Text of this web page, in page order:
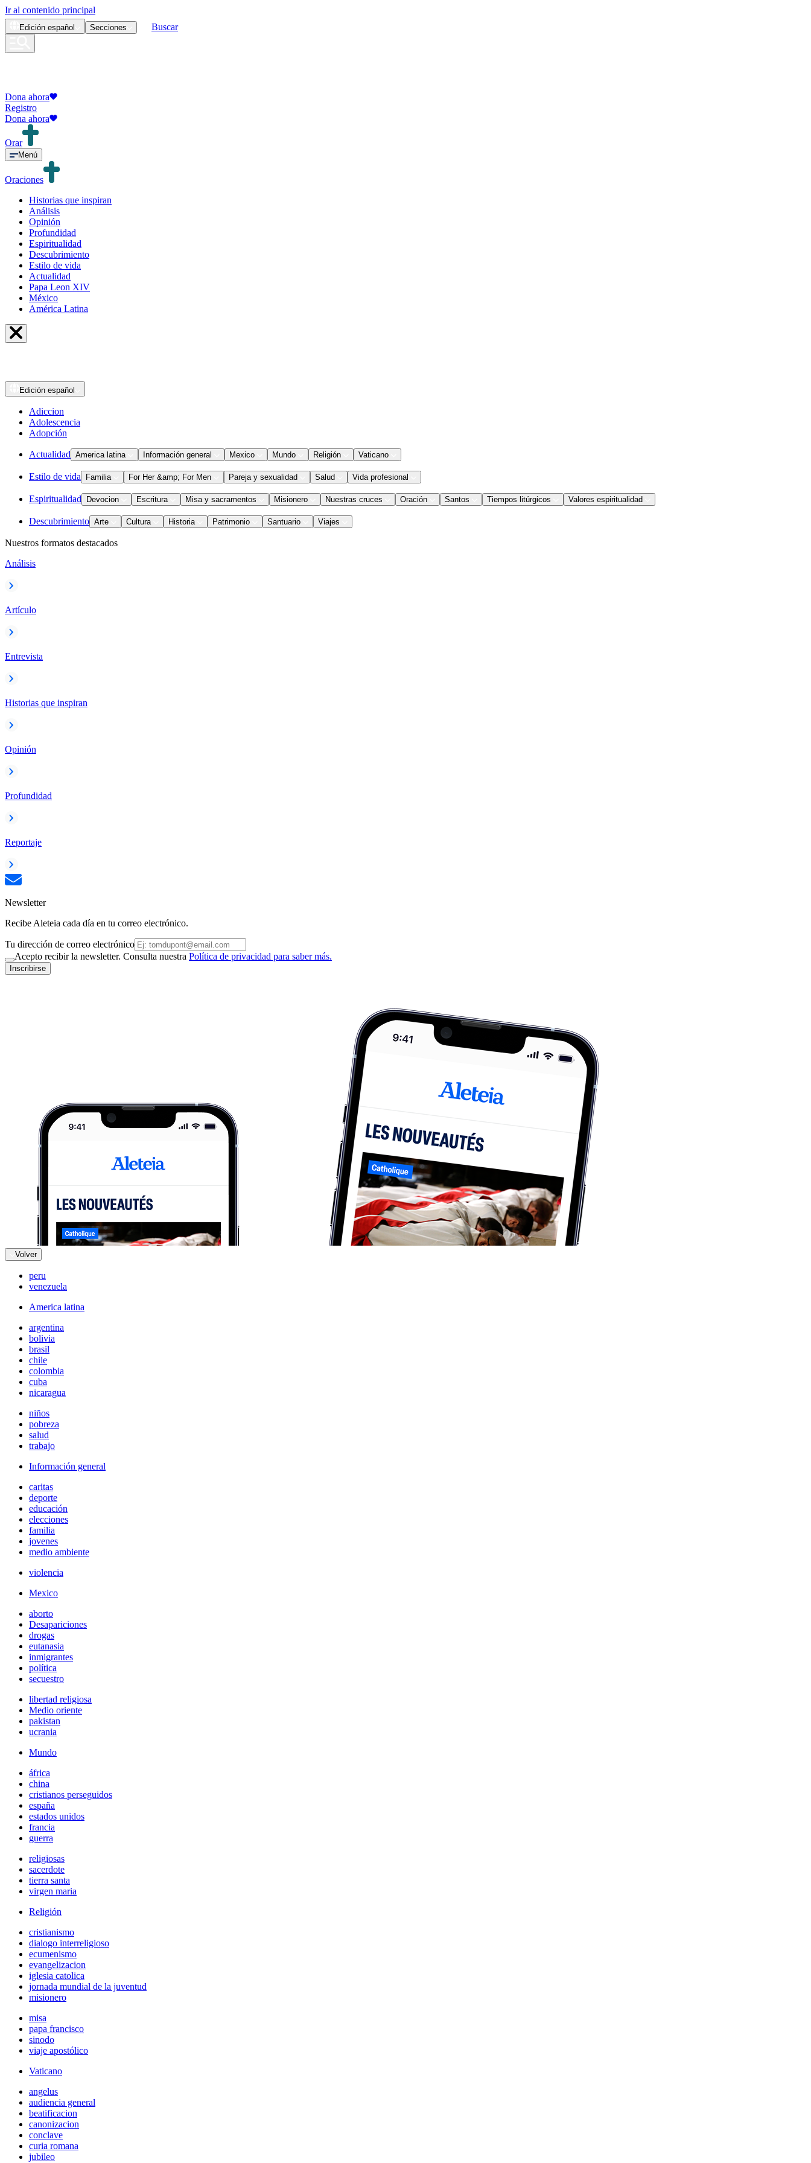
Ir al contenido principal
Edición español Secciones Buscar
Dona ahora
Registro
Dona ahora
Orar
Menú
Oraciones
Historias que inspiran
Análisis
Opinión
Profundidad
Espiritualidad
Descubrimiento
Estilo de vida
Actualidad
Papa Leon XIV
México
América Latina
Edición español
Adiccion
Adolescencia
Adopción
Actualidad America latina Información general Mexico Mundo Religión Vaticano
Estilo de vida Familia For Her &amp; For Men Pareja y sexualidad Salud Vida profesional
Espiritualidad Devocion Escritura Misa y sacramentos Misionero Nuestras cruces Oración Santos Tiempos litúrgicos Valores espiritualidad
Descubrimiento Arte Cultura Historia Patrimonio Santuario Viajes
Nuestros formatos destacados
Análisis
Artículo
Entrevista
Historias que inspiran
Opinión
Profundidad
Reportaje
Newsletter
Recibe Aleteia cada día en tu correo electrónico.
Tu dirección de correo electrónico
Acepto recibir la newsletter. Consulta nuestra Política de privacidad para saber más.
Inscribirse
Volver
peru
venezuela
America latina
argentina
bolivia
brasil
chile
colombia
cuba
nicaragua
niños
pobreza
salud
trabajo
Información general
caritas
deporte
educación
elecciones
familia
jovenes
medio ambiente
violencia
Mexico
aborto
Desapariciones
drogas
eutanasia
inmigrantes
política
secuestro
libertad religiosa
Medio oriente
pakistan
ucrania
Mundo
áfrica
china
cristianos perseguidos
españa
estados unidos
francia
guerra
religiosas
sacerdote
tierra santa
virgen maria
Religión
cristianismo
dialogo interreligioso
ecumenismo
evangelizacion
iglesia catolica
jornada mundial de la juventud
misionero
misa
papa francisco
sinodo
viaje apostólico
Vaticano
angelus
audiencia general
beatificacion
canonizacion
conclave
curia romana
jubileo